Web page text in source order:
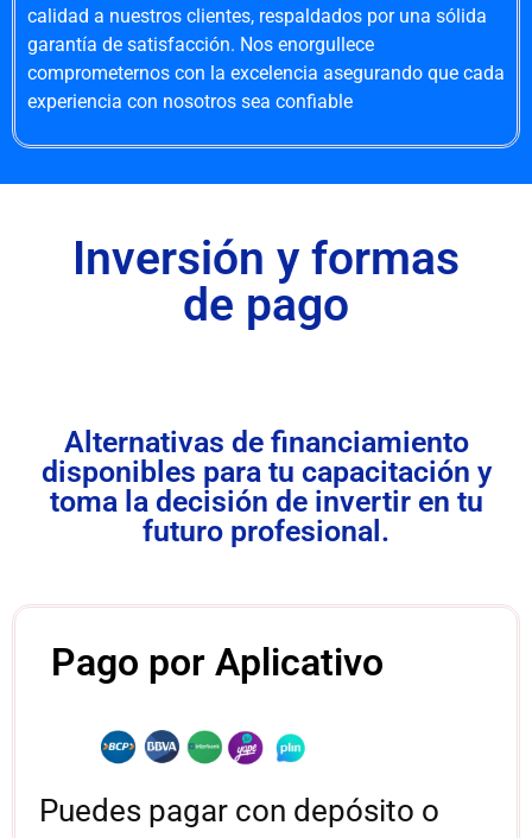
calidad a nuestros clientes, respaldados por una sólida
garantía de satisfacción. Nos enorgullece
comprometernos con la excelencia asegurando que cada
experiencia con nosotros sea confiable
Inversión y formas
de pago
Alternativas de financiamiento
disponibles para tu capacitación y
toma la decisión de invertir en tu
futuro profesional.
Pago por Aplicativo
Puedes pagar con depósito o